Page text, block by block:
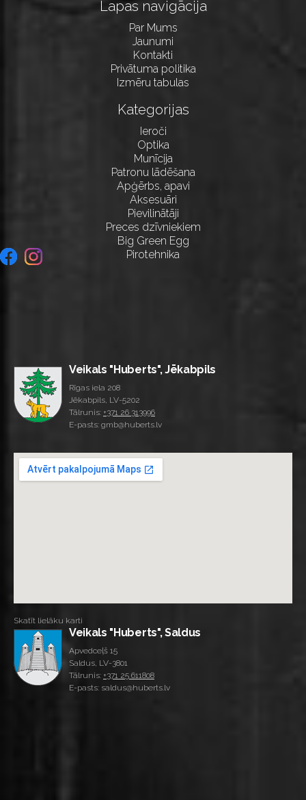
Lapas navigācija
Par Mums
Jaunumi
Kontakti
Privātuma politika
Izmēru tabulas
Kategorijas
Ieroči
Optika
Munīcija
Patronu lādēšana
Apģērbs, apavi
Aksesuāri
Pievilinātāji
Preces dzīvniekiem
Big Green Egg
Pirotehnika
Veikals "Huberts", Jēkabpils
Rīgas iela 208
Jēkabpils, LV-5202
Tālrunis: +371 26 313996
E-pasts: gmb@huberts.lv
Skatīt lielāku karti
Veikals "Huberts", Saldus
Apvedceļš 15
Saldus, LV-3801
Tālrunis: +371 25 611808
E-pasts: saldus@huberts.lv